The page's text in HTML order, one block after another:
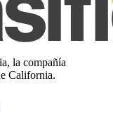
la compañía
California.